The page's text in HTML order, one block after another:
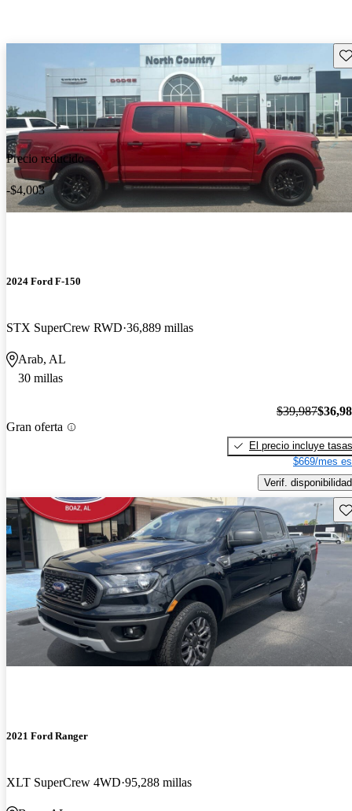
Precio reducido
-$4,003
2024 Ford F-150
STX SuperCrew RWD 36,889 millas
Arab, AL
30 millas
Gran oferta
$39,987
El precio incluye tasas
$669/mes
Verif. disponibilidad
2021 Ford Ranger
XLT SuperCrew 4WD 95,288 millas